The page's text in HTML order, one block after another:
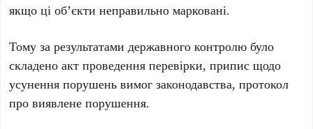
якщо ці об’єкти неправильно марковані.
Тому за результатами державного контролю було
складено акт проведення перевірки, припис щодо
усунення порушень вимог законодавства, протокол
про виявлене порушення.